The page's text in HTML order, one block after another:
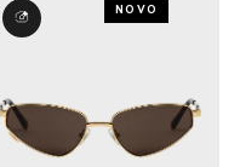
NOVO